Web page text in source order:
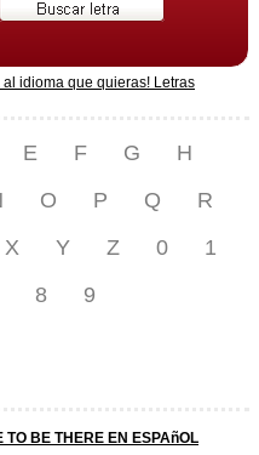
idioma que quieras! Letras
E F G
H
O P Q
R
X Y Z 0
1
8 9
TO BE THERE EN ESPAñOL